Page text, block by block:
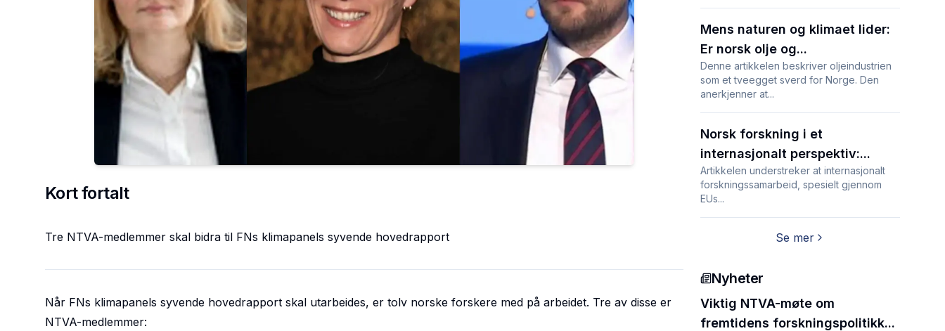
Kort fortalt
Tre NTVA-medlemmer skal bidra til FNs klimapanels syvende hovedrapport
Når FNs klimapanels syvende hovedrapport skal utarbeides, er tolv norske forskere med på arbeidet. Tre av disse er
NTVA-medlemmer:
Mens naturen og klimaet lider:
Er norsk olje og...
Denne artikkelen beskriver oljeindustrien
som et tveegget sverd for Norge. Den
anerkjenner at...
Norsk forskning i et
internasjonalt perspektiv:...
Artikkelen understreker at internasjonalt
forskningssamarbeid, spesielt gjennom
EUs...
Se mer
Nyheter
Viktig NTVA-møte om
fremtidens forskningspolitikk...